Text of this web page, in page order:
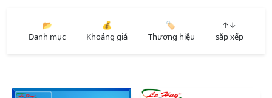
📂
Danh mục
💰
Khoảng giá
🏷️
Thương hiệu
↑↓
sắp xếp